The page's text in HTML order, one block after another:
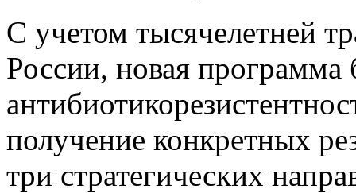
С учетом тысячелетней
России, новая программа
получение конкретных
три стратегических